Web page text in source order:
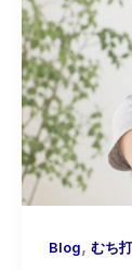
Blog, むち